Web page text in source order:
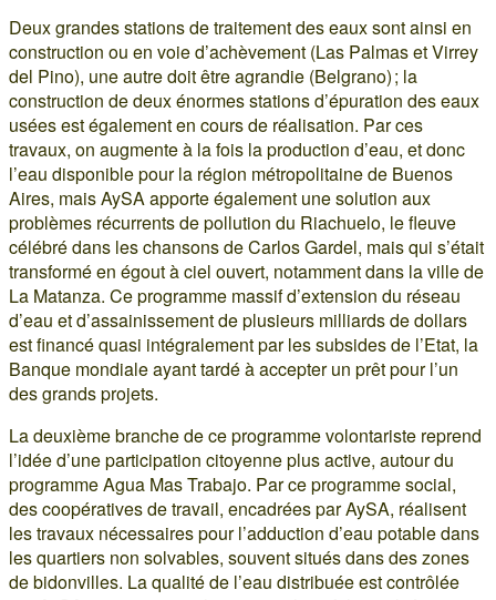
Deux grandes stations de traitement des eaux sont ainsi en
construction ou en voie d’achèvement (Las Palmas et Virrey
del Pino), une autre doit être agrandie (Belgrano) ; la
construction de deux énormes stations d’épuration des eaux
usées est également en cours de réalisation. Par ces
travaux, on augmente à la fois la production d’eau, et donc
l’eau disponible pour la région métropolitaine de Buenos
Aires, mais AySA apporte également une solution aux
problèmes récurrents de pollution du Riachuelo, le fleuve
célébré dans les chansons de Carlos Gardel, mais qui s’était
transformé en égout à ciel ouvert, notamment dans la ville de
La Matanza. Ce programme massif d’extension du réseau
d’eau et d’assainissement de plusieurs milliards de dollars
est financé quasi intégralement par les subsides de l’Etat, la
Banque mondiale ayant tardé à accepter un prêt pour l’un
des grands projets.
La deuxième branche de ce programme volontariste reprend
l’idée d’une participation citoyenne plus active, autour du
programme Agua Mas Trabajo. Par ce programme social,
des coopératives de travail, encadrées par AySA, réalisent
les travaux nécessaires pour l’adduction d’eau potable dans
les quartiers non solvables, souvent situés dans des zones
de bidonvilles. La qualité de l’eau distribuée est contrôlée